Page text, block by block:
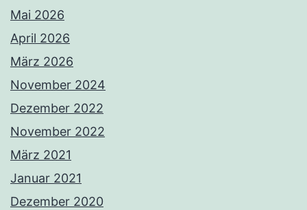
Mai 2026
April 2026
März 2026
November 2024
Dezember 2022
November 2022
März 2021
Januar 2021
Dezember 2020